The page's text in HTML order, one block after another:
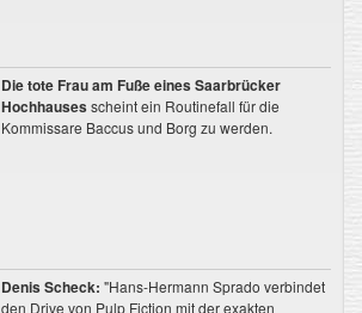
Die tote Frau am Fuße eines Saarbrücker
Hochhauses scheint ein Routinefall für die
Kommissare Baccus und Borg zu werden.
Denis Scheck: "Hans-Hermann Sprado verbindet
den Drive von Pulp Fiction mit der exakten